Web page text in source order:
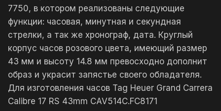
7750, в котором реализованы следующие
функции: часовая, минутная и секундная
стрелки, а так же хронограф, дата. Круглый
корпус часов розового цвета, имеющий размер
43 мм и высоту 14.8 мм превосходно дополнит
образ и украсит запястье своего обладателя.
Для изготовления часов Tag Heuer Grand Carrera
Calibre 17 RS 43mm CAV514C.FC8171